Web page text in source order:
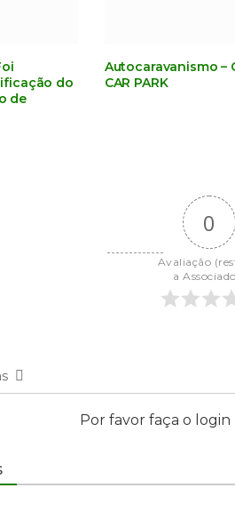
do
de
Autocaravanismo –
CAR PARK
0
Avaliação
a
Por favor faça o